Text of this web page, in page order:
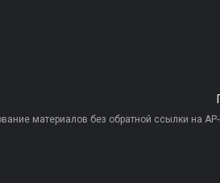
материалов без обратной ссылки на